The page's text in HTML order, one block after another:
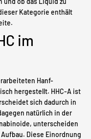
Kategorie enthält
im
Hanf-
hergestellt. HHC-A ist
sich dadurch in
natürlich in der
unterscheiden
Diese Einordnung